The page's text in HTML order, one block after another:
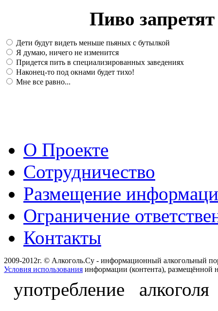
Пиво
Дети будут видеть меньше пьяных с бутылкой
Я думаю, ничего не изменится
Придется пить в специализированных заведениях
Наконец-то под окнами будет тихо!
Мне все равно...
О Проекте
Сотрудничество
Размещение
Ограничение
Контакты
2009-2012г. © Алкоголь.Су - информационный алкогольный
Условия использования информации (контента), размещённой
употребление